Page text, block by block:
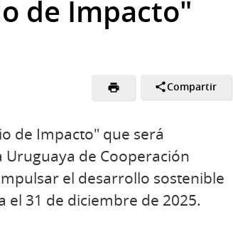
de Impacto"
Compartir
de Impacto" que será
de Cooperación
el desarrollo sostenible
el 31 de diciembre de 2025.